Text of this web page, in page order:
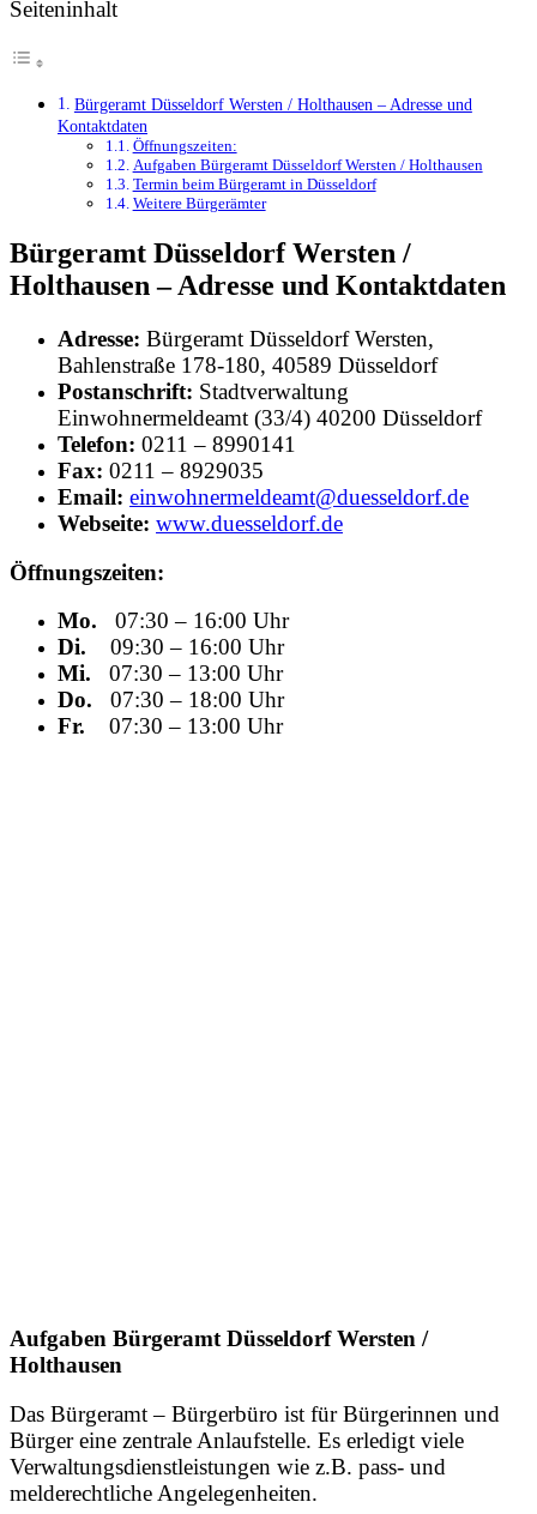
Seiteninhalt
Bürgeramt Düsseldorf Wersten / Holthausen – Adresse und
Kontaktdaten
Öffnungszeiten:
Aufgaben Bürgeramt Düsseldorf Wersten / Holthausen
Termin beim Bürgeramt in Düsseldorf
Weitere Bürgerämter
Bürgeramt Düsseldorf Wersten /
Holthausen – Adresse und Kontaktdaten
Adresse: Bürgeramt Düsseldorf Wersten,
Bahlenstraße 178-180, 40589 Düsseldorf
Postanschrift: Stadtverwaltung
Einwohnermeldeamt (33/4) 40200 Düsseldorf
Telefon: 0211 – 8990141
Fax: 0211 – 8929035
Email: einwohnermeldeamt@duesseldorf.de
Webseite: www.duesseldorf.de
Öffnungszeiten:
Mo. 07:30 – 16:00 Uhr
Di. 09:30 – 16:00 Uhr
Mi. 07:30 – 13:00 Uhr
Do. 07:30 – 18:00 Uhr
Fr. 07:30 – 13:00 Uhr
Aufgaben Bürgeramt Düsseldorf Wersten /
Holthausen
Das Bürgeramt – Bürgerbüro ist für Bürgerinnen und
Bürger eine zentrale Anlaufstelle. Es erledigt viele
Verwaltungsdienstleistungen wie z.B. pass- und
melderechtliche Angelegenheiten.